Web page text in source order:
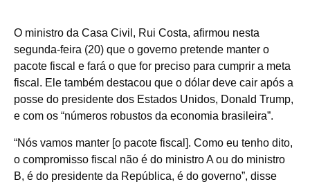
O ministro da Casa Civil, Rui Costa, afirmou nesta
segunda-feira (20) que o governo pretende manter o
pacote fiscal e fará o que for preciso para cumprir a meta
fiscal. Ele também destacou que o dólar deve cair após a
posse do presidente dos Estados Unidos, Donald Trump,
e com os “números robustos da economia brasileira”.
“Nós vamos manter [o pacote fiscal]. Como eu tenho dito,
o compromisso fiscal não é do ministro A ou do ministro
B, é do presidente da República, é do governo”, disse